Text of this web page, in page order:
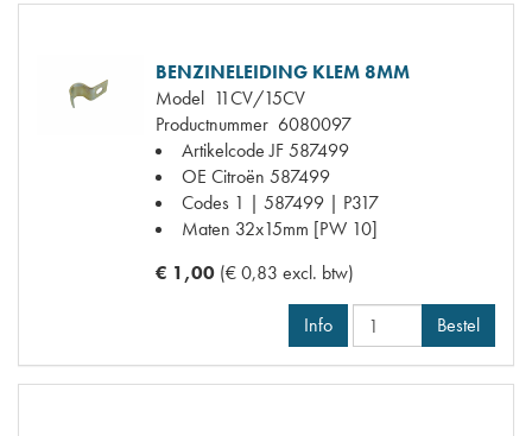
BENZINELEIDING KLEM 8MM
Model 11CV/15CV
Productnummer 6080097
Artikelcode JF587499
OE Citroën 587499
Codes 1 | 587499 | P317
Maten 32x15mm [PW 10]
€ 1,00 (€ 0,83 excl. btw)
Info Bestel